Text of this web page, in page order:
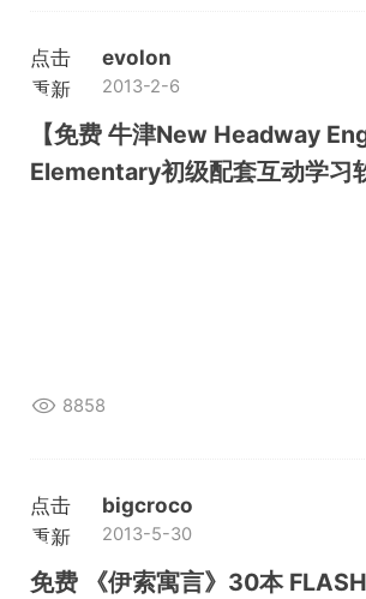
点击
重新
加载
evolon
2013-2-6
【免费 牛津New Headway
Elementary初级配套互动学习
8858
点击
重新
加载
bigcroco
2013-5-30
免费 《伊索寓言》30本